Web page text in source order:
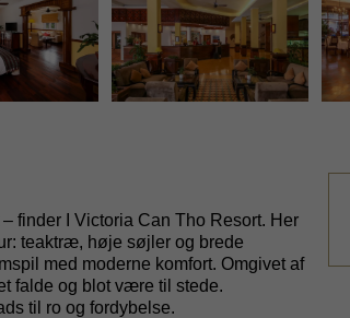
finder I Victoria Can Tho Resort. Her
teaktræ, høje søjler og brede
med moderne komfort. Omgivet af
falde og blot være til stede.
til ro og fordybelse.